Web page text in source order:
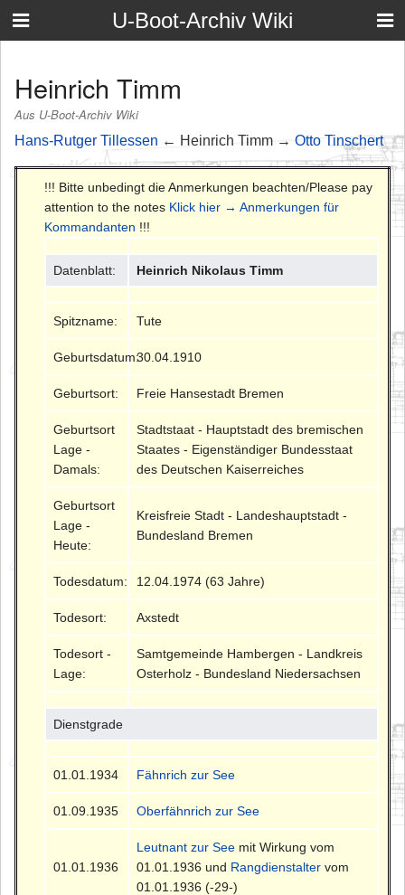
U-Boot-Archiv Wiki
Heinrich Timm
Aus U-Boot-Archiv Wiki
Hans-Rutger Tillessen ← Heinrich Timm → Otto Tinschert
!!! Bitte unbedingt die Anmerkungen beachten/Please pay
attention to the notes Klick hier → Anmerkungen für
Kommandanten !!!
Datenblatt: Heinrich Nikolaus Timm
Spitzname: Tute
Geburtsdatum:30.04.1910
Geburtsort: Freie Hansestadt Bremen
Geburtsort
Lage -
Damals:
Stadtstaat - Hauptstadt des bremischen
Staates - Eigenständiger Bundesstaat
des Deutschen Kaiserreiches
Geburtsort
Lage -
Heute:
Kreisfreie Stadt - Landeshauptstadt -
Bundesland Bremen
Todesdatum: 12.04.1974 (63 Jahre)
Todesort: Axstedt
Todesort -
Lage:
Samtgemeinde Hambergen - Landkreis
Osterholz - Bundesland Niedersachsen
Dienstgrade
01.01.1934 Fähnrich zur See
01.09.1935 Oberfähnrich zur See
01.01.1936
Leutnant zur See mit Wirkung vom
01.01.1936 und Rangdienstalter vom
01.01.1936 (-29-)